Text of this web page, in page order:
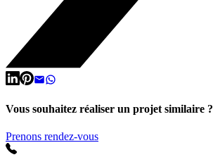
Vous souhaitez réaliser un projet similaire ?
Prenons rendez-vous